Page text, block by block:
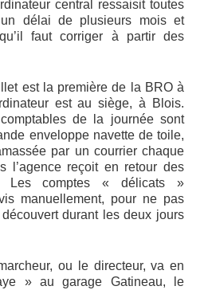
central ressaisit toutes
délai de plusieurs mois et
faut corriger à partir des
est la première de la BRO à
est au siège, à Blois.
de la journée sont
enveloppe navette de toile,
par un courrier chaque
l’agence reçoit en retour des
Les comptes « délicats »
manuellement, pour ne pas
durant les deux jours
ou le directeur, va en
» au garage Gatineau, le